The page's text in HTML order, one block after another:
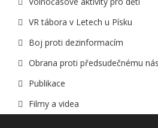
VR tábora v Letech u Písku
Boj proti dezinformacím
Obrana proti předsudečnému
Publikace
Filmy a videa